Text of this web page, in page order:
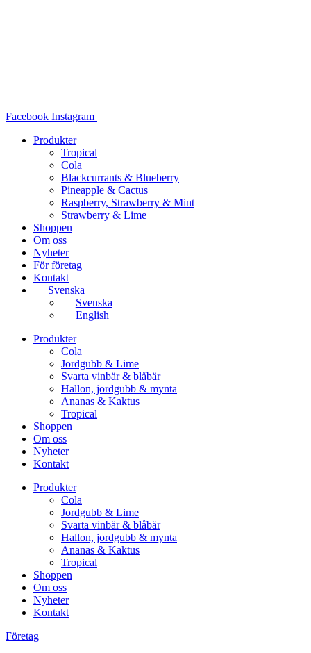
Facebook Instagram
Produkter
Tropical
Cola
Blackcurrants & Blueberry
Pineapple & Cactus
Raspberry, Strawberry & Mint
Strawberry & Lime
Shoppen
Om oss
Nyheter
För företag
Kontakt
Svenska
Svenska
English
Produkter
Cola
Jordgubb & Lime
Svarta vinbär & blåbär
Hallon, jordgubb & mynta
Ananas & Kaktus
Tropical
Shoppen
Om oss
Nyheter
Kontakt
Produkter
Cola
Jordgubb & Lime
Svarta vinbär & blåbär
Hallon, jordgubb & mynta
Ananas & Kaktus
Tropical
Shoppen
Om oss
Nyheter
Kontakt
Företag